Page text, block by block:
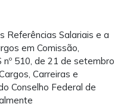
Referências Salariais e a
em Comissão,
510, de 21 de setembro
Carreiras e
Conselho Federal de